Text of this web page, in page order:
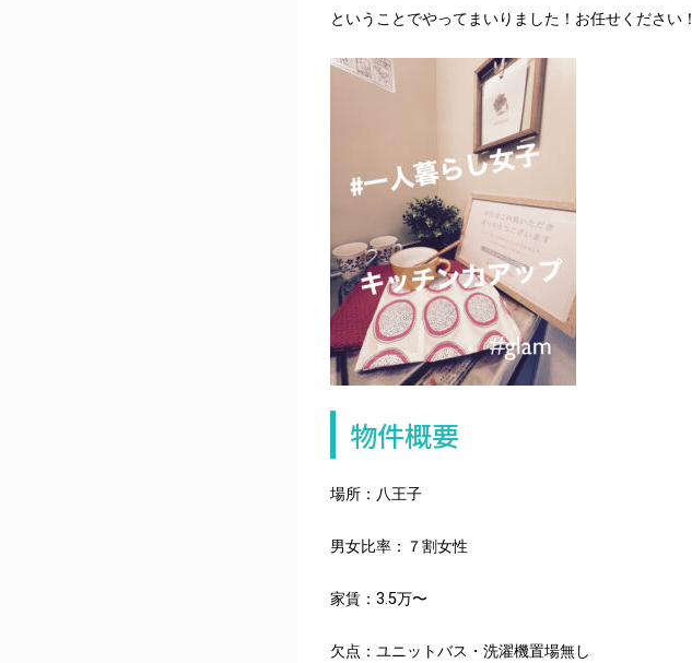
ということでやってまいりました！お任せください！
物件概要
場所：八王子
男女比率：７割女性
家賃：3.5万〜
欠点：ユニットバス・洗濯機置場無し